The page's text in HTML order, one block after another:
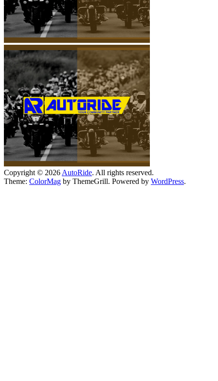
Copyright © 2026 AutoRide. All rights reserved.
Theme: ColorMag by ThemeGrill. Powered by WordPress.